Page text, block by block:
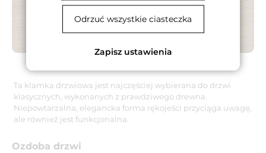
Ta klamka drzwiowa jest najczęściej wybierana do drzwi
klasycznych, wykonanych z prawdziwego drewna.
Niepowtarzalna, elegancka forma rękojeści przyciąga uwagę,
ale również jest funkcjonalna.
Ozdoba drzwi
Odrzuć wszystkie ciasteczka
Zapisz ustawienia